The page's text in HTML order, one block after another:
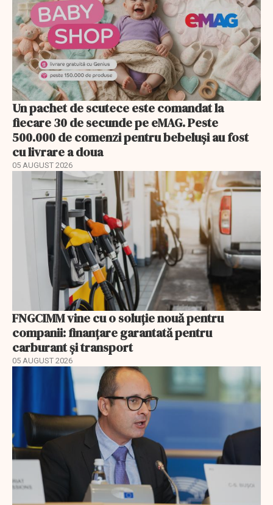
Un pachet de scutece este comandat la
fiecare 30 de secunde pe eMAG. Peste
500.000 de comenzi pentru bebeluși au fost
cu livrare a doua
05 AUGUST 2026
FNGCIMM vine cu o soluție nouă pentru
companii: finanțare garantată pentru
carburant și transport
05 AUGUST 2026